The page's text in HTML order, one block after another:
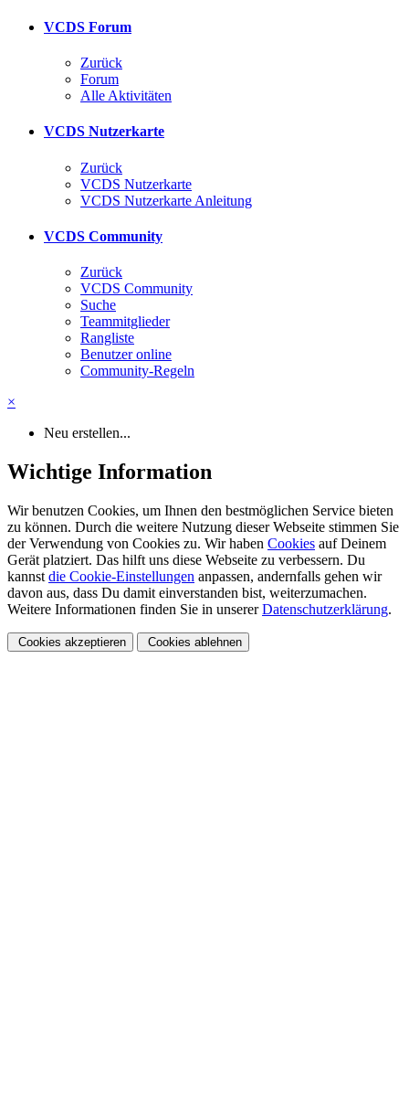
VCDS Forum
Zurück
Forum
Alle Aktivitäten
VCDS Nutzerkarte
Zurück
VCDS Nutzerkarte
VCDS Nutzerkarte Anleitung
VCDS Community
Zurück
VCDS Community
Suche
Teammitglieder
Rangliste
Benutzer online
Community-Regeln
×
Neu erstellen...
Wichtige Information
Wir benutzen Cookies, um Ihnen den bestmöglichen Service bieten
zu können. Durch die weitere Nutzung dieser Webseite stimmen Sie
der Verwendung von Cookies zu. Wir haben Cookies auf Deinem
Gerät platziert. Das hilft uns diese Webseite zu verbessern. Du
kannst die Cookie-Einstellungen anpassen, andernfalls gehen wir
davon aus, dass Du damit einverstanden bist, weiterzumachen.
Weitere Informationen finden Sie in unsererDatenschutzerklärung.
Cookies akzeptieren Cookies ablehnen